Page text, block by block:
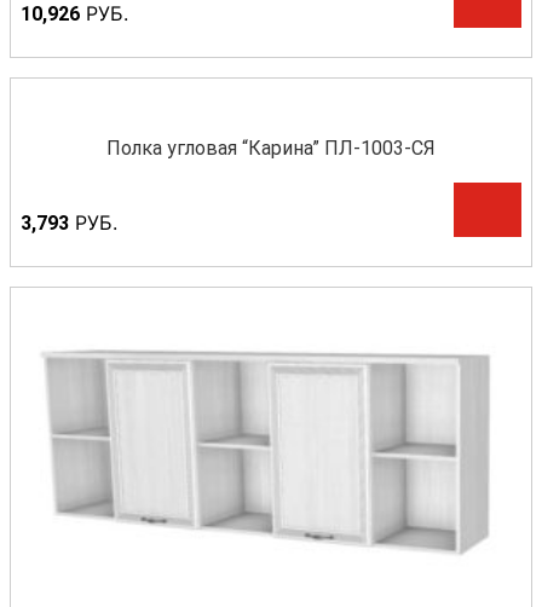
10,926 РУБ.
Полка угловая “Карина” ПЛ-1003-СЯ
3,793 РУБ.